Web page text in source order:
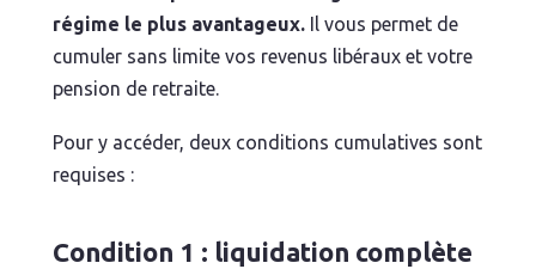
régime le plus avantageux. Il vous permet de
cumuler sans limite vos revenus libéraux et votre
pension de retraite.
Pour y accéder, deux conditions cumulatives sont
requises :
Condition 1 : liquidation complète